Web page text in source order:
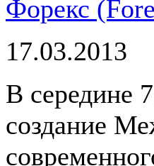
Форекс
17.03.2013
В середине
создание